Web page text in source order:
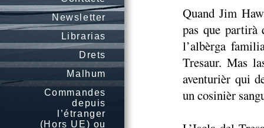
Newsletter
Librarias
Drets
Malhum
Commandes
depuis
l’étranger
(Hors UE) ou
Quand Jim
pas que partirà
l’albèrga
Tresaur. Mas
aventurièr qui
un cosinièr